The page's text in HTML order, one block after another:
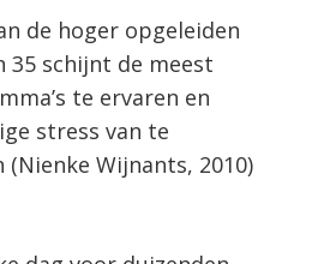
de hoger opgeleiden
35 schijnt de meest
te ervaren en
stress van te
(Nienke Wijnants, 2010)